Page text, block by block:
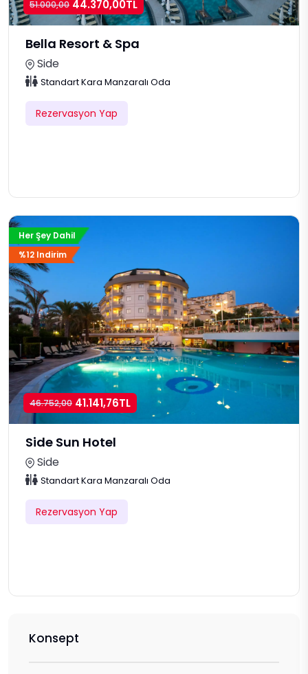
Konsept
51.000,00 44.370,00TL
Bella Resort & Spa
Side
Standart Kara Manzaralı Oda
Rezervasyon Yap
Her Şey Dahil
%12 Indirim
46.752,00 41.141,76TL
Side Sun Hotel
Side
Standart Kara Manzaralı Oda
Rezervasyon Yap